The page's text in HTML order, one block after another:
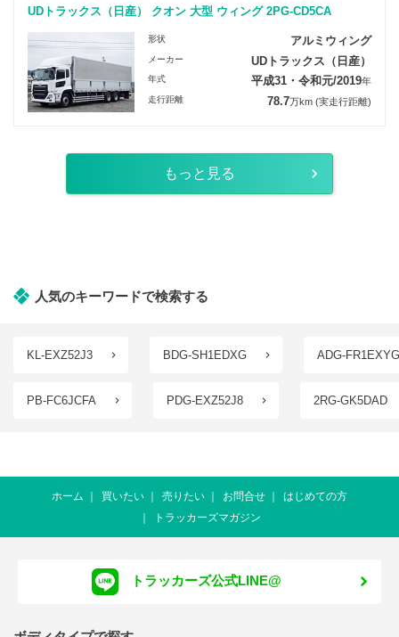
UDトラックス（日産） クオン 大型 ウィング 2PG-CD5CA
形状 アルミウィング
メーカー UDトラックス（日産）
年式 平成31・令和元/2019年
走行距離 78.7万km (実走行距離)
もっと見る
人気のキーワードで検索する
KL-EXZ52J3 BDG-SH1EDXG ADG-FR1EXYG
PB-FC6JCFA PDG-EXZ52J8 2RG-GK5DAD
ホーム 買いたい 売りたい お問合せ
はじめての方
トラッカーズマガジン
トラッカーズ公式LINE@